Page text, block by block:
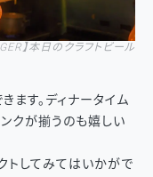
】本日のクラフトビール
ます。ディナータイム
クが揃うのも嬉しい
トしてみてはいかがで